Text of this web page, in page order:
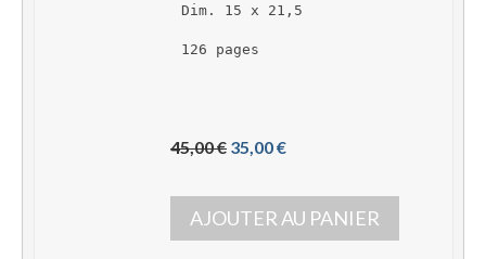
Dim. 15 x 21,5
126 pages
45,00 € L
p
r
i
35,00 €L
p
r
i
AJOUTER AU PANIER